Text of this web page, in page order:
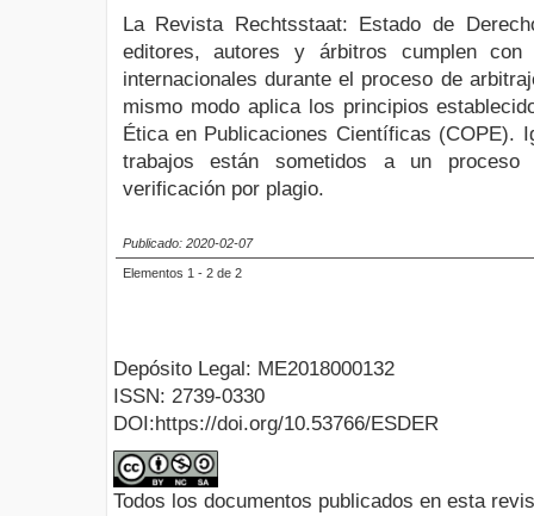
La Revista Rechtsstaat: Estado de
editores, autores y árbitros cumplen
internacionales durante el proceso de
mismo modo aplica los principios
Ética en Publicaciones Científicas (COPE).
trabajos están sometidos a un
verificación por plagio.
Publicado: 2020-02-07
Elementos 1 - 2 de 2
Depósito Legal: ME2018000132
ISSN: 2739-0330
DOI:https://doi.org/10.53766/ESDER
Todos los documentos publicados en esta